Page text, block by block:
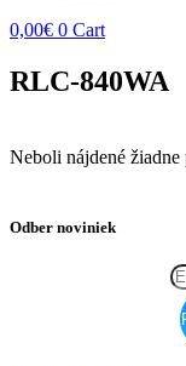
0,00€ 0 Cart
RLC-840WA
Neboli nájdené
Odber noviniek